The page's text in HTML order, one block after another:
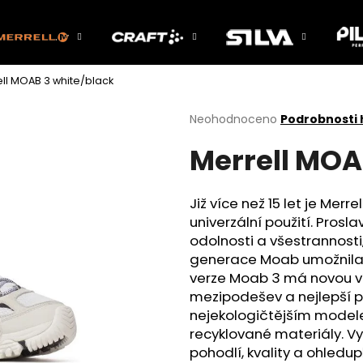
MOAB 3 white/black
Průměrné
produktu
je
5
hvězdiček.
Neohodnoceno Podrobnosti
Merrell
Již více než 15 let je
univerzální použití.
odolnosti a
generace Moab
verze Moab 3 má novou
mezipodešev a nejlepší
nejekologičtějším
recyklované materiály.
pohodlí, kvality a
Co potřebujete najít?
HLEDAT